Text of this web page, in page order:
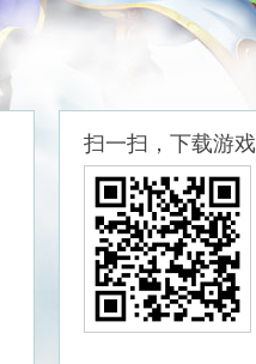
扫一扫，下载游戏